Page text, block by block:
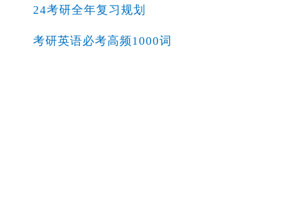
24考研全年复习规划
考研英语必考高频1000词